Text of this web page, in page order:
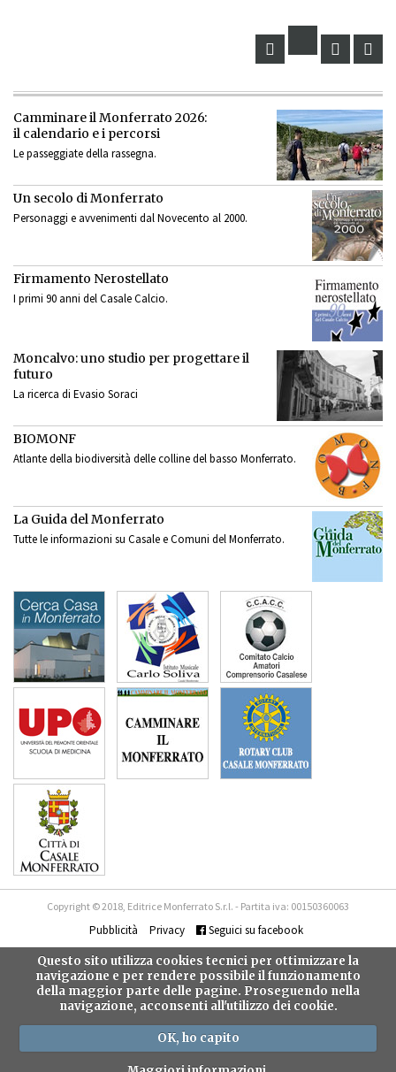
Camminare il Monferrato 2026:
il calendario e i percorsi
Le passeggiate della rassegna.
Un secolo di Monferrato
Personaggi e avvenimenti dal Novecento al 2000.
Firmamento Nerostellato
I primi 90 anni del Casale Calcio.
Moncalvo: uno studio per progettare il
futuro
La ricerca di Evasio Soraci
BIOMONF
Atlante della biodiversità delle colline del basso Monferrato.
La Guida del Monferrato
Tutte le informazioni su Casale e Comuni del Monferrato.
Copyright © 2018, Editrice Monferrato S.r.l. - Partita iva: 00150360063
Pubblicità Privacy Seguici su facebook
Questo sito utilizza cookies tecnici per ottimizzare la
navigazione e per rendere possibile il funzionamento
della maggior parte delle pagine. Proseguendo nella
navigazione, acconsenti all'utilizzo dei cookie.
OK, ho capito